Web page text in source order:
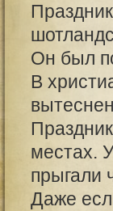
Он был
В
местах.
прыгали
Даже